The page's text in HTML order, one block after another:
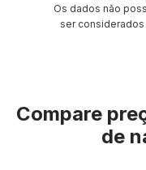
Os dados não
ser
Compare
de